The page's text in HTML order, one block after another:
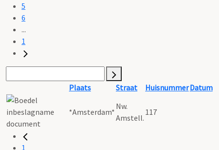
5
6
...
1
Plaats Straat HuisnummerDatum
*Amsterdam*
Nw.
Amstell.
117
1